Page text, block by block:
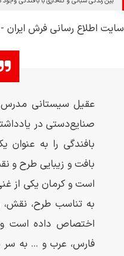
سایت اطلاع رسانی فرش ایران -
عقیل سیستانی مدرس
صنایع‌دستی در
بافندگی را به
بافت و زیبایی طرح و
است و کرمان یکی از
به تناسب طرح، نقش،
اختصاص داده است و
فارس، عرب و ... به